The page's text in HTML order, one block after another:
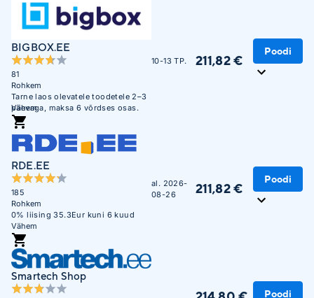
BIGBOX.EE
81
Rohkem
Tarne laos olevatele toodetele 2–3
päevaga, maksa 6 võrdses osas.
Vähem
10-13 TP. 211,82 €
Poodi
RDE.EE
185
Rohkem
0% liising 35.3Eur kuni 6 kuud
Vähem
al. 2026-
08-26
211,82 €
Poodi
Smartech Shop
Poodi